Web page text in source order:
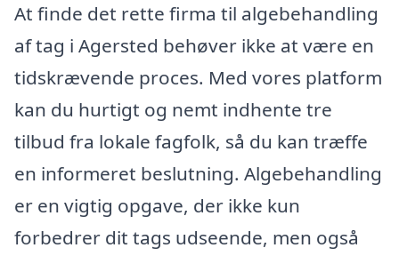
At finde det rette firma til algebehandling
af tag i Agersted behøver ikke at være en
tidskrævende proces. Med vores platform
kan du hurtigt og nemt indhente tre
tilbud fra lokale fagfolk, så du kan træffe
en informeret beslutning. Algebehandling
er en vigtig opgave, der ikke kun
forbedrer dit tags udseende, men også